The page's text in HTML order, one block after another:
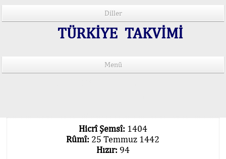
Diller
TÜRKİYE TAKVİMİ
Menü
Hicrî Şemsî: 1404
Rûmî: 25 Temmuz 1442
Hızır: 94